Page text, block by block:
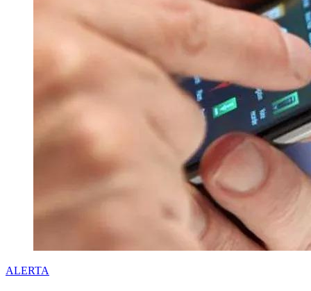
ALERTA